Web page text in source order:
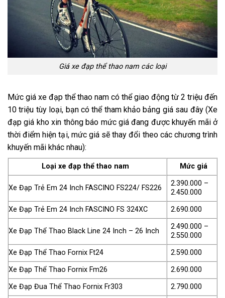
Giá xe đạp thể thao nam các loại
Mức giá xe đạp thể thao nam có thể giao động từ 2 triệu đến
10 triệu tùy loại, bạn có thể tham khảo bảng giá sau đây (Xe
đạp giá kho xin thông báo mức giá đang được khuyến mãi ở
thời điểm hiện tại, mức giá sẽ thay đổi theo các chương trình
khuyến mãi khác nhau):
Loại xe đạp thể thao nam Mức giá
Xe Đạp Trẻ Em 24 Inch FASCINO FS224/ FS226
2.390.000 –
2.450.000
Xe Đạp Trẻ Em 24 Inch FASCINO FS 324XC
2.690.000
Xe Đạp Thể Thao Black Line 24 Inch – 26 Inch
2.490.000 –
2.550.000
Xe Đạp Thể Thao Fornix Ft24
2.590.000
Xe Đạp Thể Thao Fornix Fm26
2.690.000
Xe Đạp Đua Thể Thao Fornix Fr303
2.790.000